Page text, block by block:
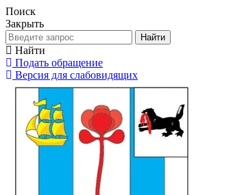
Поиск
Закрыть
Найти
Найти
Подать обращение
Версия для слабовидящих